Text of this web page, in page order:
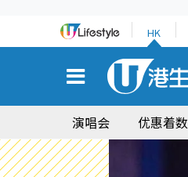
HK
演唱会 优惠着数